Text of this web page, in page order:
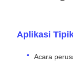
Aplikasi
Acara